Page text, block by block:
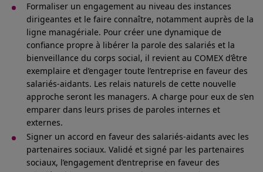
Formaliser un engagement au niveau des instances
dirigeantes et le faire connaître, notamment auprès de la
ligne managériale. Pour créer une dynamique de
confiance propre à libérer la parole des salariés et la
bienveillance du corps social, il revient au COMEX d’être
exemplaire et d’engager toute l’entreprise en faveur des
salariés-aidants. Les relais naturels de cette nouvelle
approche seront les managers. A charge pour eux de s’en
emparer dans leurs prises de paroles internes et
externes.
Signer un accord en faveur des salariés-aidants avec les
partenaires sociaux. Validé et signé par les partenaires
sociaux, l’engagement d’entreprise en faveur des